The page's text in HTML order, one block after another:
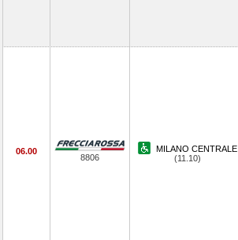
06.00
8806
MILANO CENTRALE
(11.10)